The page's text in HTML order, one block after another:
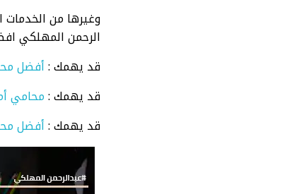
وغيرها من الخدمات
الرحمن المهلكي
قد يهمك :أفضل
قد يهمك :محامي
قد يهمك :أفضل